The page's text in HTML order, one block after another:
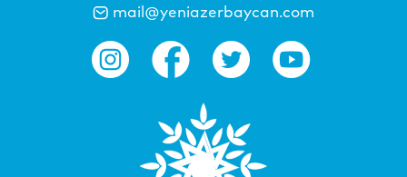
mail@yeniazerbaycan.com